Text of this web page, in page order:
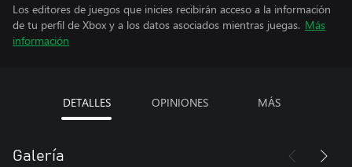
Los editores de juegos que inicies recibirán acceso a la información
de tu perfil de Xbox y a los datos asociados mientras juegas. Más
información
DETALLES OPINIONES MÁS
Galería